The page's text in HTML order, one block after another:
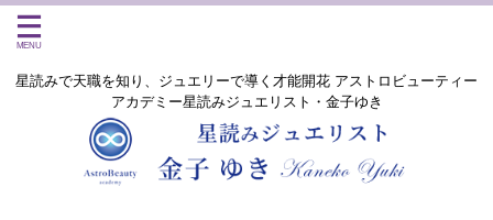
星読みで天職を知り、ジュエリーで導く才能開花 アストロビューティー
アカデミー星読みジュエリスト・金子ゆき